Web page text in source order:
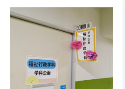
建学の精神・教育の理念
学長室の窓
各種方針
大学の概要
大学の歩み
学生・教職員・卒業生数
学則
校歌の歴史
大学の取り組み
大学の取り組み
社会連携・研究
カリキュラム編成ガイドライン
本学のシラバスについて
情報公開
寄附行為
総合福祉学部
社会福祉学科
福祉行政学科
共生まちづくり学部
共生まちづくり学部
共生まちづくり学科
教育学部
教育学科
健康科学部
入学試験
デジタルパンフ
進学相談会
就職状況
国際交流
メディア
研究
高校の先生向け